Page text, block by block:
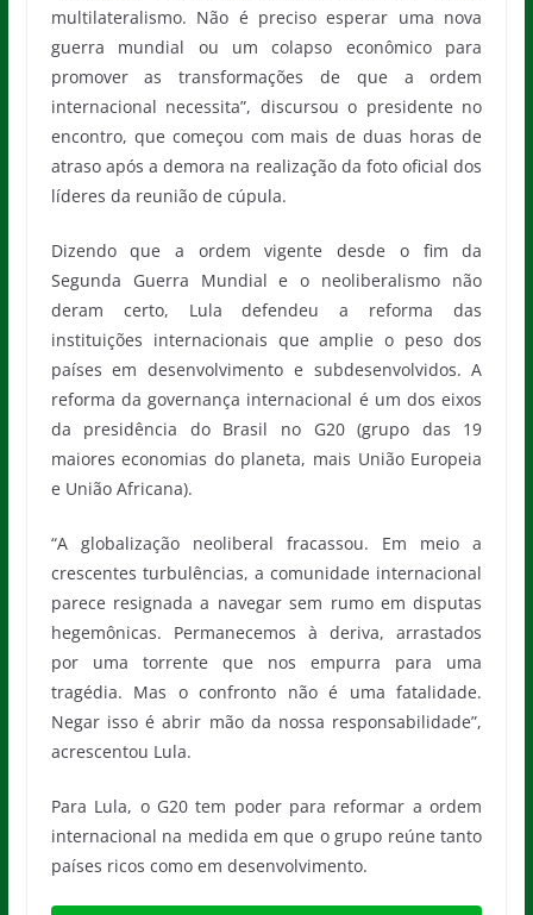
multilateralismo. Não é preciso esperar uma nova
guerra mundial ou um colapso econômico para
promover as transformações de que a ordem
internacional necessita”, discursou o presidente no
encontro, que começou com mais de duas horas de
atraso após a demora na realização da foto oficial dos
líderes da reunião de cúpula.
Dizendo que a ordem vigente desde o fim da
Segunda Guerra Mundial e o neoliberalismo não
deram certo, Lula defendeu a reforma das
instituições internacionais que amplie o peso dos
países em desenvolvimento e subdesenvolvidos. A
reforma da governança internacional é um dos eixos
da presidência do Brasil no G20 (grupo das 19
maiores economias do planeta, mais União Europeia
e União Africana).
“A globalização neoliberal fracassou. Em meio a
crescentes turbulências, a comunidade internacional
parece resignada a navegar sem rumo em disputas
hegemônicas. Permanecemos à deriva, arrastados
por uma torrente que nos empurra para uma
tragédia. Mas o confronto não é uma fatalidade.
Negar isso é abrir mão da nossa responsabilidade”,
acrescentou Lula.
Para Lula, o G20 tem poder para reformar a ordem
internacional na medida em que o grupo reúne tanto
países ricos como em desenvolvimento.